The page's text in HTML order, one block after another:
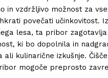
in vzdržljivo možnost za
povečati učinkovitost.
lesa, ta pribor
ki bo dopolnila in
ali kulinarične izkušnje.
mogoče preprosto